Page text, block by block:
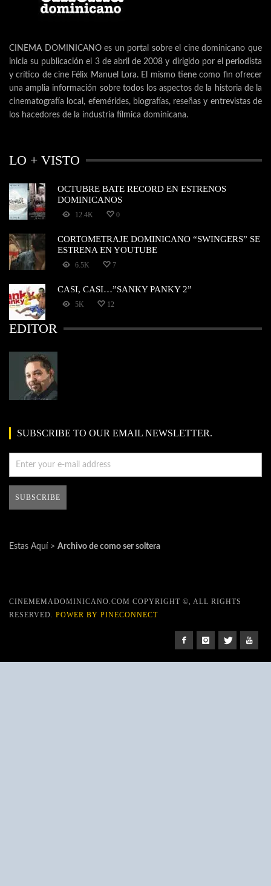
CINEMA DOMINICANO es un portal sobre el cine dominicano que
inicia su publicación el 3 de abril de 2008 y dirigido por el periodista
y crítico de cine Félix Manuel Lora. El mismo tiene como fin ofrecer
una amplia información sobre todos los aspectos de la historia de la
cinematografía local, efemérides, biografías, reseñas y entrevistas de
los hacedores de la industria fílmica dominicana.
LO + VISTO
OCTUBRE BATE RECORD EN ESTRENOS
DOMINICANOS
12.4K 0
CORTOMETRAJE DOMINICANO “SWINGERS” SE
ESTRENA EN YOUTUBE
6.5K 7
CASI, CASI…”SANKY PANKY 2”
5K 12
EDITOR
SUBSCRIBE TO OUR EMAIL NEWSLETTER.
Estas Aquí > Archivo de como ser soltera
CINEMEMADOMINICANO.COM COPYRIGHT ©, ALL RIGHTS
RESERVED. POWER BY PINECONNECT